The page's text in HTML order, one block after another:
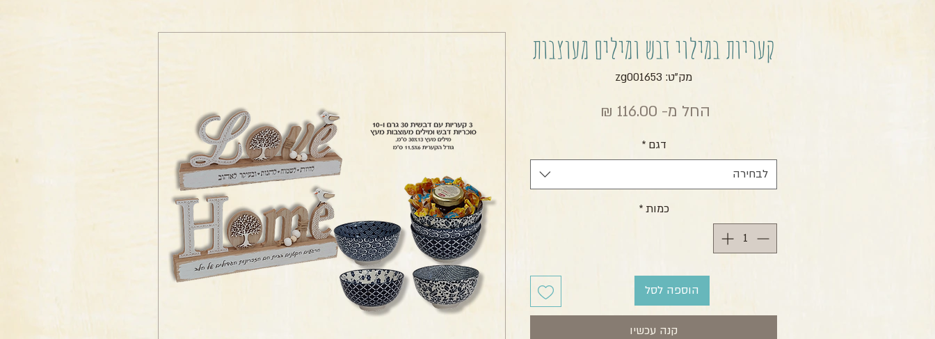
קעריות במילוי דבש ומילים מעוצבות
מק"ט: zg001653
החל מ- 116.00 ₪
דגם *
לבחירה
כמות *
הוספה לסל
קנה עכשיו